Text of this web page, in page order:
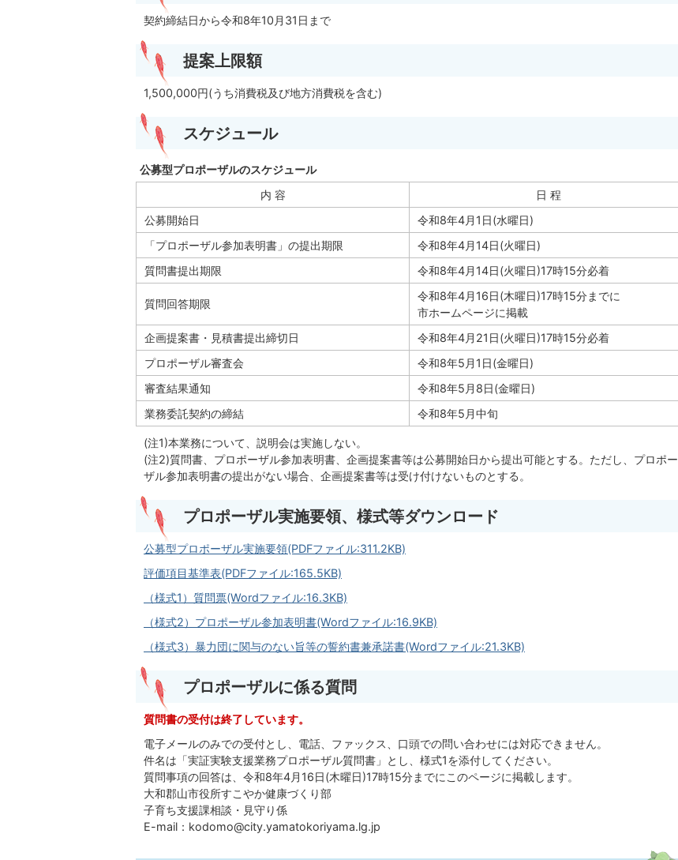
契約締結日から令和8年10月31日まで
提案上限額
1,500,000円(うち消費税及び地方消費税を含む)
スケジュール
公募型プロポーザルのスケジュール
内 容
日 程
公募開始日
令和8年4月1日(水曜日)
「プロポーザル参加表明書」の提出期限
令和8年4月14日(火曜日)
質問書提出期限
令和8年4月14日(火曜日)17時15分必着
質問回答期限
令和8年4月16日(木曜日)17時15分までに
市ホームページに掲載
企画提案書・見積書提出締切日
令和8年4月21日(火曜日)17時15分必着
プロポーザル審査会
令和8年5月1日(金曜日)
審査結果通知
令和8年5月8日(金曜日)
業務委託契約の締結
令和8年5月中旬
(注1)本業務について、説明会は実施しない。
(注2)質問書、プロポーザル参加表明書、企画提案書等は公募開始日から提出可能とする。ただし、プロポー
ザル参加表明書の提出がない場合、企画提案書等は受け付けないものとする。
プロポーザル実施要領、様式等ダウンロード
公募型プロポーザル実施要領(PDFファイル:311.2KB)
評価項目基準表(PDFファイル:165.5KB)
（様式1）質問票(Wordファイル:16.3KB)
（様式2）プロポーザル参加表明書(Wordファイル:16.9KB)
（様式3）暴力団に関与のない旨等の誓約書兼承諾書(Wordファイル:21.3KB)
プロポーザルに係る質問
質問書の受付は終了しています。
電子メールのみでの受付とし、電話、ファックス、口頭での問い合わせには対応できません。
件名は「実証実験支援業務プロポーザル質問書」とし、様式1を添付してください。
質問事項の回答は、令和8年4月16日(木曜日)17時15分までにこのページに掲載します。
大和郡山市役所すこやか健康づくり部
子育ち支援課相談・見守り係
E-mail：kodomo@city.yamatokoriyama.lg.jp